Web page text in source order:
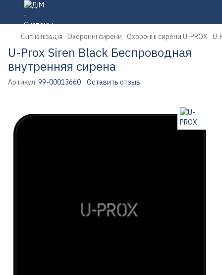
Сигналізація Охоронні сирени Охоронні сирени U-PROX U-
U-Prox Siren Black Беспроводная
внутренняя сирена
Артикул: 99-00013660 Оставить отзыв